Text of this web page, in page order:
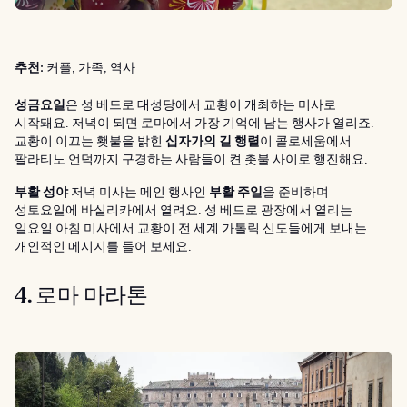
추천: 커플, 가족, 역사
성금요일은 성 베드로 대성당에서 교황이 개최하는 미사로
시작돼요. 저녁이 되면 로마에서 가장 기억에 남는 행사가 열리죠.
교황이 이끄는 횃불을 밝힌 십자가의 길 행렬이 콜로세움에서
팔라티노 언덕까지 구경하는 사람들이 켠 촛불 사이로 행진해요.
부활 성야저녁 미사는 메인 행사인 부활 주일을 준비하며
성토요일에 바실리카에서 열려요. 성 베드로 광장에서 열리는
일요일 아침 미사에서 교황이 전 세계 가톨릭 신도들에게 보내는
개인적인 메시지를 들어 보세요.
4. 로마 마라톤